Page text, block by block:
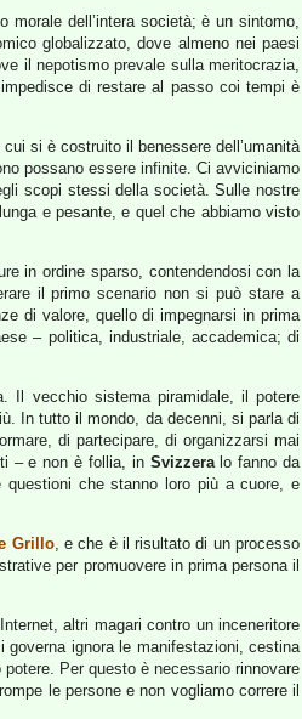
morale dell’intera società; è un sintomo,
globalizzato, dove almeno nei paesi
il nepotismo prevale sulla meritocrazia,
di restare al passo coi tempi è
si è costruito il benessere dell’umanità
possano essere infinite. Ci avviciniamo
scopi stessi della società. Sulle nostre
e pesante, e quel che abbiamo visto
in ordine sparso, contendendosi con la
il primo scenario non si può stare a
di valore, quello di impegnarsi in prima
– politica, industriale, accademica; di
Il vecchio sistema piramidale, il potere
In tutto il mondo, da decenni, si parla di
di partecipare, di organizzarsi mai
– e non è follia, in Svizzeralo fanno da
che stanno loro più a cuore, e
Grillo, e che è il risultato di un processo
per promuovere in prima persona il
altri magari contro un inceneritore
ignora le manifestazioni, cestina
Per questo è necessario rinnovare
le persone e non vogliamo correre il